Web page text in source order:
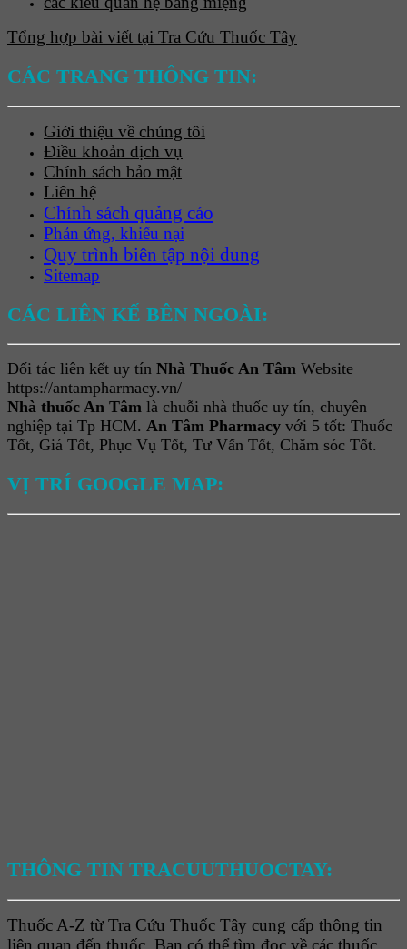
Tổng hợp bài viết tại Tra Cứu Thuốc Tây
CÁC TRANG THÔNG TIN:
Giới thiệu về chúng tôi
Điều khoản dịch vụ
Chính sách bảo mật
Liên hệ
Chính sách quảng cáo
Phản ứng, khiếu nại
Quy trình biên tập nội dung
Sitemap
CÁC LIÊN KẾ BÊN NGOÀI:
Đối tác liên kết uy tín Nhà Thuốc An Tâm Website
https://antampharmacy.vn/
Nhà thuốc An Tâm là chuỗi nhà thuốc uy tín, chuyên
nghiệp tại Tp HCM. An Tâm Pharmacy với 5 tốt: Thuốc
Tốt, Giá Tốt, Phục Vụ Tốt, Tư Vấn Tốt, Chăm sóc Tốt.
VỊ TRÍ GOOGLE MAP:
THÔNG TIN TRACUUTHUOCTAY:
Thuốc A-Z từ Tra Cứu Thuốc Tây cung cấp thông tin
liên quan đến thuốc. Bạn có thể tìm đọc về các thuốc